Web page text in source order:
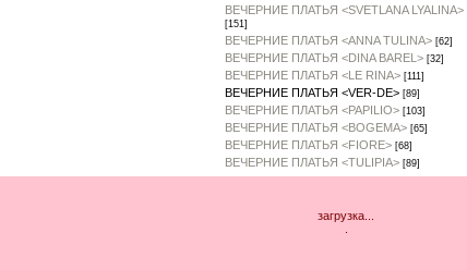
ВЕЧЕРНИЕ ПЛАТЬЯ <SVETLANA LYALINA>
[151]
ВЕЧЕРНИЕ ПЛАТЬЯ <ANNA TULINA> [62]
ВЕЧЕРНИЕ ПЛАТЬЯ <DINA BAREL> [32]
ВЕЧЕРНИЕ ПЛАТЬЯ <LE RINA> [111]
ВЕЧЕРНИЕ ПЛАТЬЯ <VER-DE> [89]
ВЕЧЕРНИЕ ПЛАТЬЯ <PAPILIO> [103]
ВЕЧЕРНИЕ ПЛАТЬЯ <BOGEMA> [65]
ВЕЧЕРНИЕ ПЛАТЬЯ <FIORE> [68]
ВЕЧЕРНИЕ ПЛАТЬЯ <TULIPIA> [89]
загрузка...